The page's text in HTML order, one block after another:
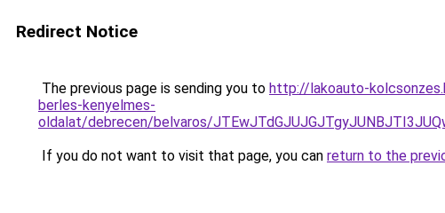
Redirect Notice
The previous page is sending you to http://lakoauto-
berles-kenyelmes-
oldalat/debrecen/belvaros/
If you do not want to visit that page, you can return to the